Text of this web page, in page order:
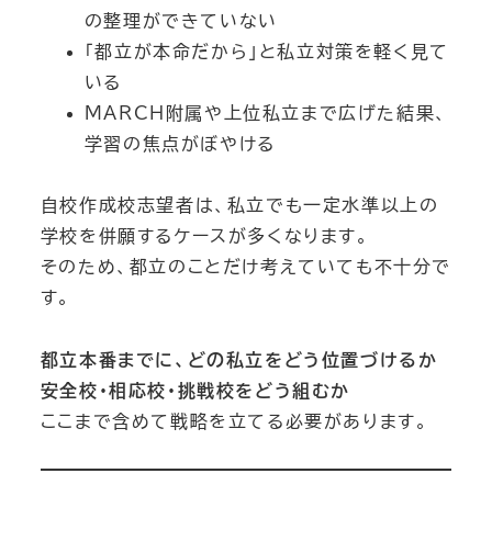
の整理ができていない
「都立が本命だから」と私立対策を軽く見て
いる
MARCH附属や上位私立まで広げた結果、
学習の焦点がぼやける
自校作成校志望者は、私立でも一定水準以上の
学校を併願するケースが多くなります。
そのため、都立のことだけ考えていても不十分で
す。
都立本番までに、どの私立をどう位置づけるか
安全校・相応校・挑戦校をどう組むか
ここまで含めて戦略を立てる必要があります。